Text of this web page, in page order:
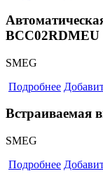
BCC02RDMEU
SMEG
Подробнее
Встраиваемая
SMEG
Подробнее